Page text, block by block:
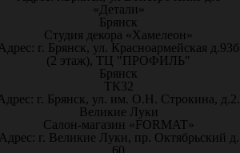
«Детали»
Брянск
Студия декора «Хамелеон»
г. Брянск, ул. Красноармейская д.93б
(2 этаж), ТЦ "ПРОФИЛЬ"
Брянск
ТК32
г. Брянск, ул. им. О.Н. Строкина, д.2.
Великие Луки
Салон-магазин «FORMAT»
г. Великие Луки, пр. Октябрьский д.
60